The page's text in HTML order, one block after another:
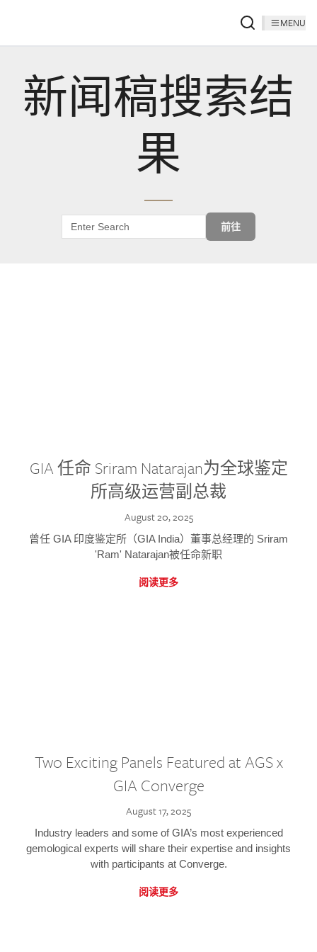
MENU
新闻稿搜索结
果
前往
GIA 任命 Sriram Natarajan为全球鉴定
所高级运营副总裁
August 20, 2025
曾任 GIA 印度鉴定所（GIA India）董事总经理的 Sriram
'Ram' Natarajan被任命新职
阅读更多
Two Exciting Panels Featured at AGS x
GIA Converge
August 17, 2025
Industry leaders and some of GIA’s most experienced
gemological experts will share their expertise and insights
with participants at Converge.
阅读更多